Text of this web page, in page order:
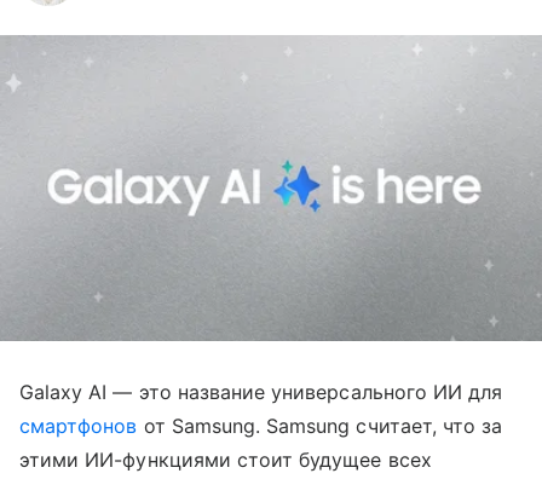
Galaxy AI — это название универсального ИИ для
смартфонов от Samsung. Samsung считает, что за
этими ИИ-функциями стоит будущее всех